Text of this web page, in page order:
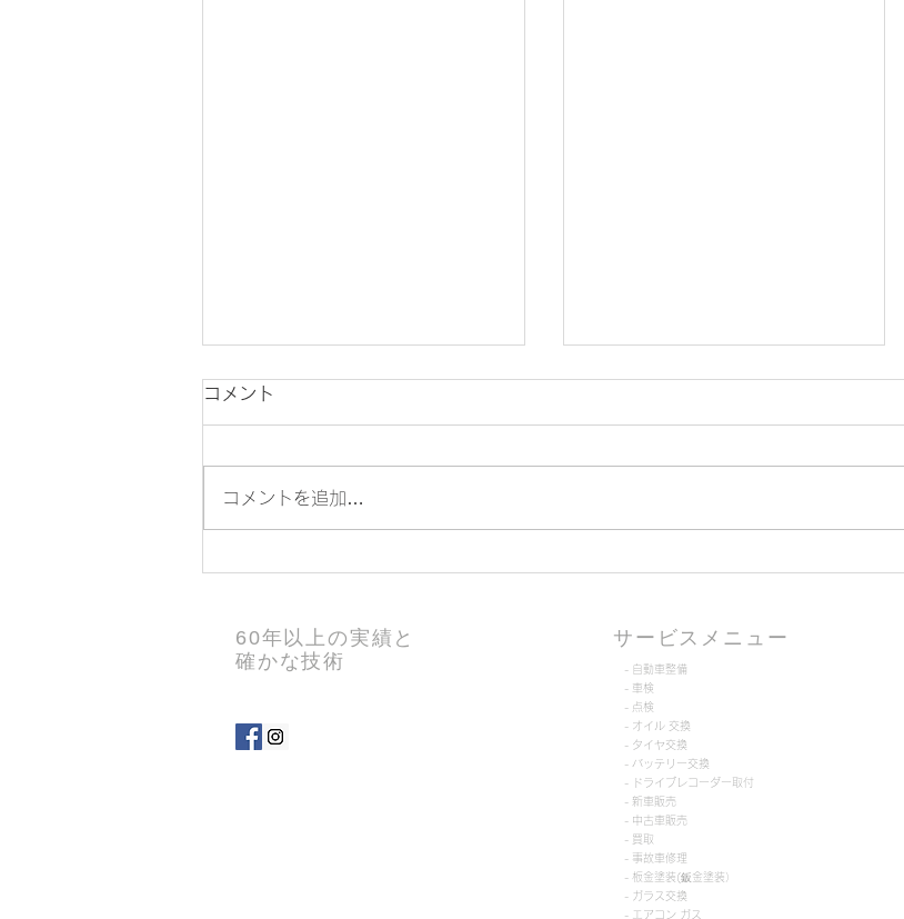
【愛知県刈谷市】スズキ愛車
｜野村自動車 一里山営業所
【第2弾】刈谷デジタルクー
コメント
コメントを追加…
60年以上の実績と
確かな技術
サービスメニュー
- 自動車整備
- 車検
- 点検
- オイル 交換
- タイヤ交換
- バッテリー交換
- ドライブレコーダー取付
- 新車販売
- 中古車販売
- 買取
- 事故車修理
- 板金塗装(鈑金塗装）
- ガラス交換
- エアコン ガス